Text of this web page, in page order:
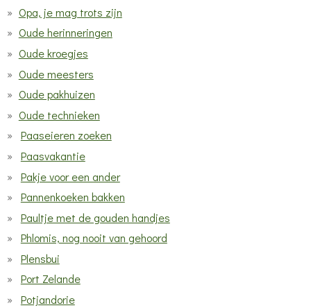
Opa, je mag trots zijn
Oude herinneringen
Oude kroegjes
Oude meesters
Oude pakhuizen
Oude technieken
Paaseieren zoeken
Paasvakantie
Pakje voor een ander
Pannenkoeken bakken
Paultje met de gouden handjes
Phlomis, nog nooit van gehoord
Plensbui
Port Zelande
Potjandorie